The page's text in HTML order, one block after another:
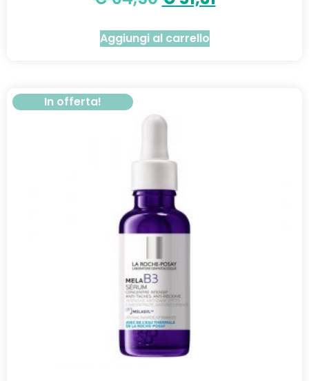
Aggiungi al carrello
In offerta!